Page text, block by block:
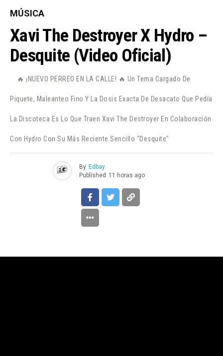
MÚSICA
Xavi The Destroyer X Hydro –
Desquite (Video Oficial)
🔥 ¡NUEVO PERREO EN LA CALLE! 🔥 Un Tema Cargado De
Piquete, Maleanteo Fino Y La Dosis Exacta De Desacato Que Pedía
La Discoteca Es Lo Que Traen Xavi The Destroyer En Colaboración
Con Hydro Con Su Más Reciente Sencillo "Desquite"
By Edbay
Published 11 horas ago